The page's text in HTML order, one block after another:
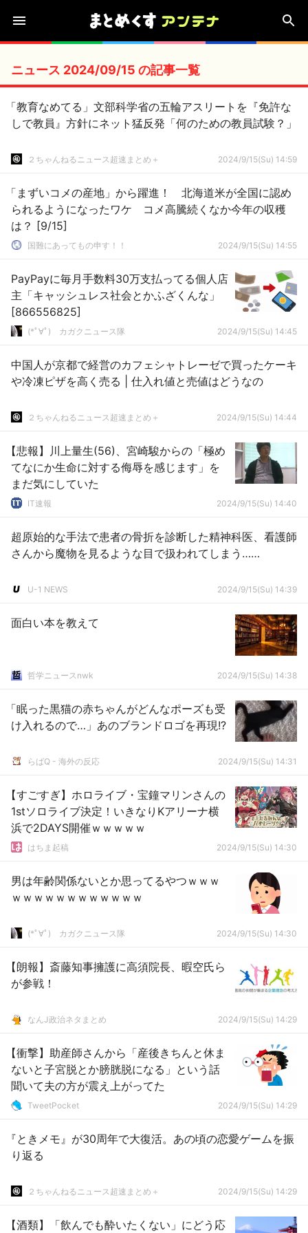
ニュース 2024/09/15 の記事一覧
「教育なめてる」文部科学省の五輪アスリートを『免許な
しで教員』方針にネット猛反発「何のための教員試験？」
２ちゃんねるニュース超速まとめ＋ 2024/9/15(Su) 14:59
「まずいコメの産地」から躍進！ 北海道米が全国に認め
られるようになったワケ コメ高騰続くなか今年の収穫
は？ [9/15]
国難にあってもの申す！！ 2024/9/15(Su) 14:55
PayPayに毎月手数料30万支払ってる個人店
主「キャッシュレス社会とかふざくんな」
[866556825]
(*ﾟ∀ﾟ)ゞカガクニュース隊 2024/9/15(Su) 14:45
中国人が京都で経営のカフェシャトレーゼで買ったケーキ
や冷凍ピザを高く売る | 仕入れ値と売値はどうなの
２ちゃんねるニュース超速まとめ＋ 2024/9/15(Su) 14:44
【悲報】川上量生(56)、宮崎駿からの「極め
てなにか生命に対する侮辱を感じます」を
まだ気にしていた
IT速報 2024/9/15(Su) 14:40
超原始的な手法で患者の骨折を診断した精神科医、看護師
さんから魔物を見るような目で扱われてしまう……
U-1 NEWS 2024/9/15(Su) 14:39
面白い本を教えて
哲学ニュースnwk 2024/9/15(Su) 14:38
「眠った黒猫の赤ちゃんがどんなポーズも受
け入れるので…」あのブランドロゴを再現!?
らばQ - 海外の反応 2024/9/15(Su) 14:31
【すごすぎ】ホロライブ・宝鐘マリンさんの
1stソロライブ決定！いきなりKアリーナ横
浜で2DAYS開催ｗｗｗｗｗ
はちま起稿 2024/9/15(Su) 14:30
男は年齢関係ないとか思ってるやつｗｗｗ
ｗｗｗｗｗｗｗｗｗｗｗｗ
(*ﾟ∀ﾟ)ゞカガクニュース隊 2024/9/15(Su) 14:30
【朗報】斎藤知事擁護に高須院長、暇空氏ら
が参戦！
なんJ政治ネタまとめ 2024/9/15(Su) 14:29
【衝撃】助産師さんから「産後きちんと休ま
ないと子宮脱とか膀胱脱になる」という話
聞いて夫の方が震え上がってた
TweetPocket 2024/9/15(Su) 14:29
『ときメモ』が30周年で大復活。あの頃の恋愛ゲームを振
り返る
２ちゃんねるニュース超速まとめ＋ 2024/9/15(Su) 14:29
【酒類】「飲んでも酔いたくない」にどう応